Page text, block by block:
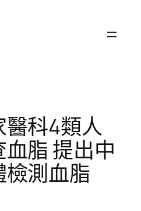
科4類人
脂 提出中
測血脂